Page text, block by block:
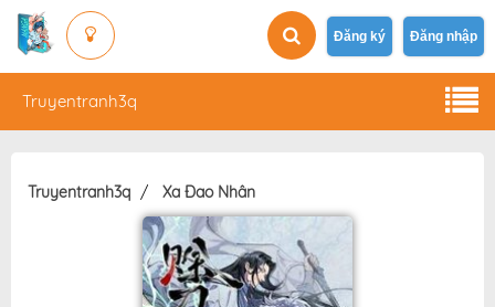
Đăng ký Đăng nhập
Truyentranh3q
Truyentranh3q Xa Đao Nhân